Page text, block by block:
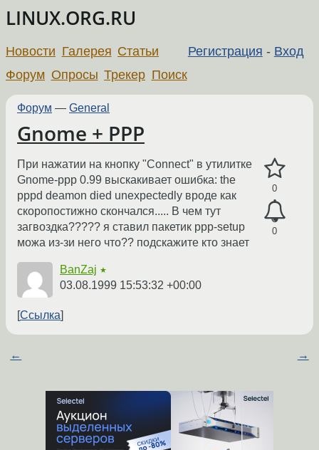
LINUX.ORG.RU
Регистрация - Вход
Новости Галерея Статьи
Форум Опросы Трекер Поиск
Форум — General
Gnome + PPP
0
0
При нажатии на кнопку "Connect" в утилитке
Gnome-ppp 0.99 выскакивает ошибка: the
pppd deamon died unexpectedly вроде как
скоропостижно скончался..... В чем тут
загвоздка????? я ставил пакетик ppp-setup
можа из-зи него что?? подскажите кто знает
BanZaj ★
03.08.1999 15:53:32 +00:00
Ссылка
← →